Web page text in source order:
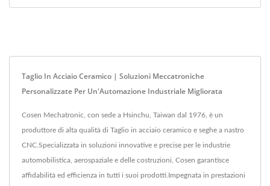
Taglio In Acciaio Ceramico | Soluzioni Meccatroniche
Personalizzate Per Un'Automazione Industriale Migliorata
Cosen Mechatronic, con sede a Hsinchu, Taiwan dal 1976, è un
produttore di alta qualità di Taglio in acciaio ceramico e seghe a nastro
CNC.Specializzata in soluzioni innovative e precise per le industrie
automobilistica, aerospaziale e delle costruzioni, Cosen garantisce
affidabilità ed efficienza in tutti i suoi prodotti.Impegnata in prestazioni